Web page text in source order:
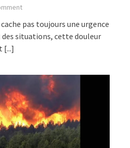
pas toujours une urgence
situations, cette douleur
[...]